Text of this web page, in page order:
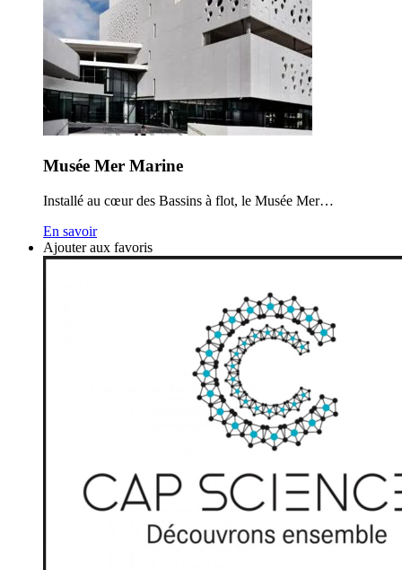
Musée Mer Marine
Installé au cœur des Bassins à flot, le Musée Mer…
En savoir
Ajouter aux favoris